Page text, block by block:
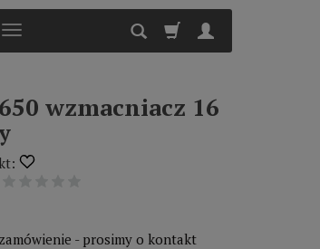
wzmacniacz 16
- prosimy o kontakt